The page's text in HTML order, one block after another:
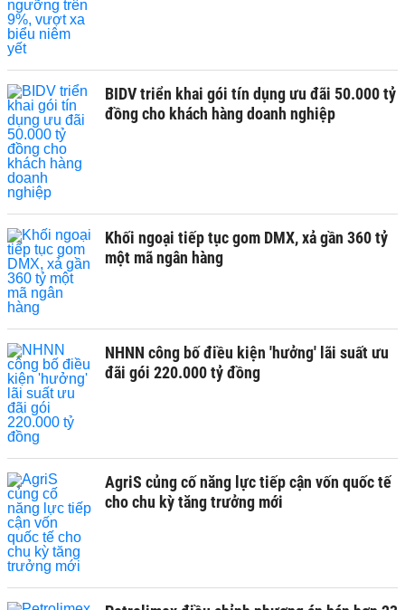
BIDV triển khai gói tín dụng ưu đãi 50.000 tỷ
đồng cho khách hàng doanh nghiệp
Khối ngoại tiếp tục gom DMX, xả gần 360 tỷ
một mã ngân hàng
NHNN công bố điều kiện 'hưởng' lãi suất ưu
đãi gói 220.000 tỷ đồng
AgriS củng cố năng lực tiếp cận vốn quốc tế
cho chu kỳ tăng trưởng mới